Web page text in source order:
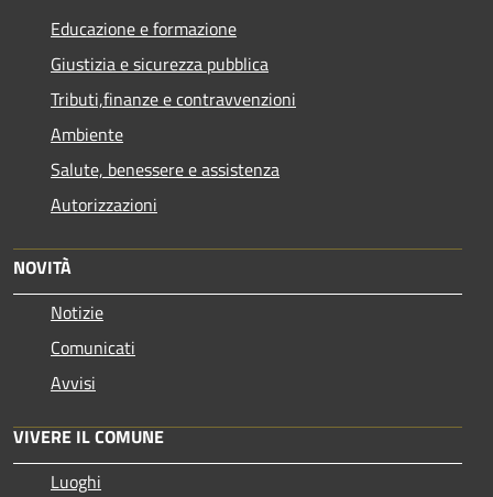
Educazione e formazione
Giustizia e sicurezza pubblica
Tributi,finanze e contravvenzioni
Ambiente
Salute, benessere e assistenza
Autorizzazioni
NOVITÀ
Notizie
Comunicati
Avvisi
VIVERE IL COMUNE
Luoghi